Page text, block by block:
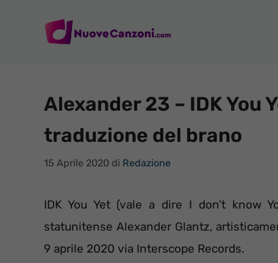
Alexander 23 – IDK You
traduzione del brano
15 Aprile 2020 di Redazione
IDK You Yet (vale a dire I don’t know
statunitense Alexander Glantz,
9 aprile 2020 via Interscope Records.